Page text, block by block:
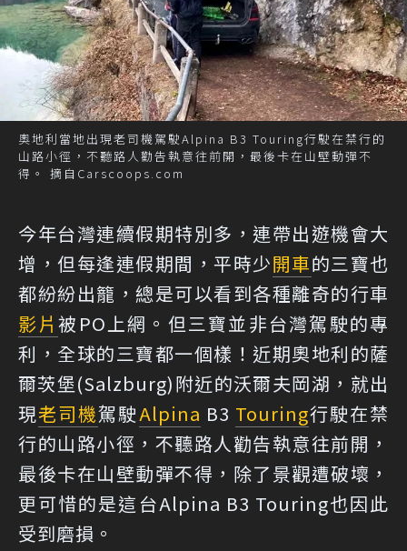
奧地利當地出現老司機駕駛Alpina B3 Touring行駛在禁行的
山路小徑，不聽路人勸告執意往前開，最後卡在山壁動彈不
得。 摘自Carscoops.com
今年台灣連續假期特別多，連帶出遊機會大
增，但每逢連假期間，平時少開車的三寶也
都紛紛出籠，總是可以看到各種離奇的行車
影片被PO上網。但三寶並非台灣駕駛的專
利，全球的三寶都一個樣！近期奧地利的薩
爾茨堡(Salzburg)附近的沃爾夫岡湖，就出
現老司機駕駛Alpina B3 Touring行駛在禁
行的山路小徑，不聽路人勸告執意往前開，
最後卡在山壁動彈不得，除了景觀遭破壞，
更可惜的是這台Alpina B3 Touring也因此
受到磨損。